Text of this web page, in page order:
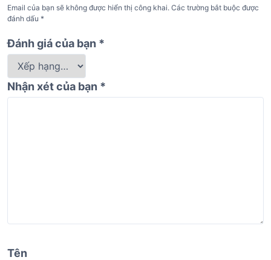
Email của bạn sẽ không được hiển thị công khai. Các trường bắt buộc được
đánh dấu *
Đánh giá của bạn *
Nhận xét của bạn *
Tên